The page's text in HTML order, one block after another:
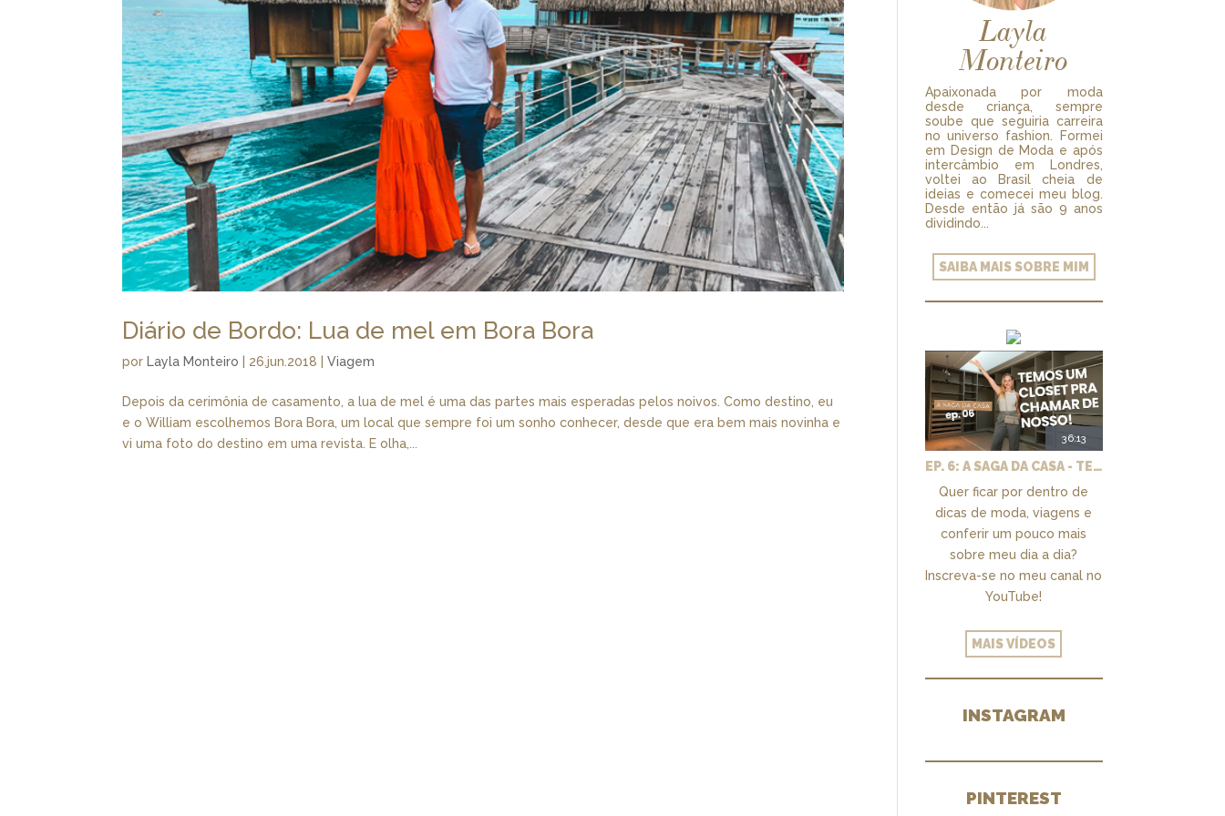
Diário de Bordo: Lua de mel em Bora Bora
porLayla Monteiro | 26.jun.2018 |Viagem
Depois da cerimônia de casamento, a lua de mel é uma das partes mais esperadas pelos noivos. Como destino, eu
e o William escolhemos Bora Bora, um local que sempre foi um sonho conhecer, desde que era bem mais novinha e
vi uma foto do destino em uma revista. E olha,...
Layla
Monteiro
Apaixonada por moda
desde criança, sempre
soube que seguiria carreira
no universo fashion. Formei
em Design de Moda e após
intercâmbio em Londres,
voltei ao Brasil cheia de
ideias e comecei meu blog.
Desde então já são 9 anos
dividindo...
SAIBA MAIS SOBRE MIM
36:13
EP. 6: A SAGA DA CASA - TEMOS UM CLOSET PRA CHAMAR DE NOSSO + MARCENARIA E PAISAGISMO
Quer ficar por dentro de
dicas de moda, viagens e
conferir um pouco mais
sobre meu dia a dia?
Inscreva-se no meu canal no
YouTube!
MAIS VÍDEOS
INSTAGRAM
PINTEREST